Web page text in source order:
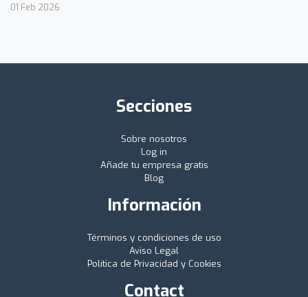
01 Feb 2026
Secciones
Sobre nosotros
Log in
Añade tu empresa gratis
Blog
Información
Términos y condiciones de uso
Aviso Legal
Política de Privacidad y Cookies
Contact